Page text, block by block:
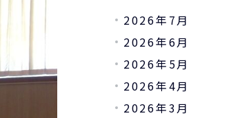
2026年7月
2026年6月
2026年5月
2026年4月
2026年3月